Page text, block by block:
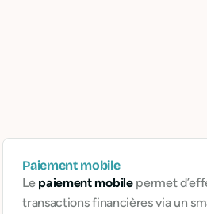
Paiement mobile
Le paiement mobilepermet
transactions financières via un